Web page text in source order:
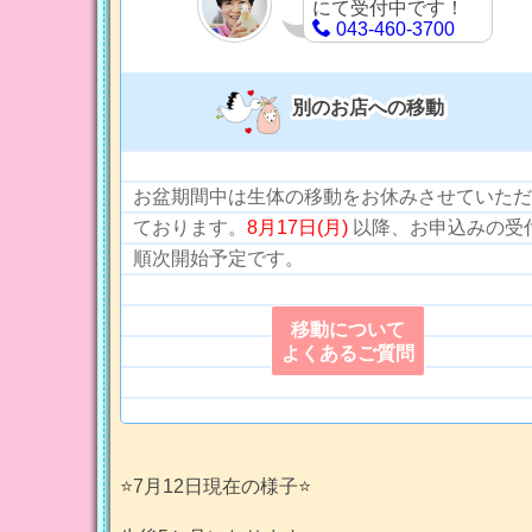
にて受付中です！
043-460-3700
別のお店への移動
お盆期間中は生体の移動をお休みさせていた
ております。 8月17日(月) 以降、お申込みの受
順次開始予定です。
移動について
よくあるご質問
⭐️7月12日現在の様子⭐️